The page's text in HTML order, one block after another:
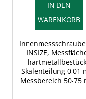
IN DEN
WARENKORB
INSIZE,
Skalenteilung 0,01
Messbereich 50-75